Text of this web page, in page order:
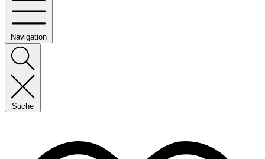
Navigation
Suche